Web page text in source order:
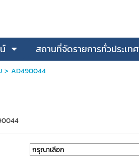
สถานที่จัดรายการทั่วประเทศ
> AD490044